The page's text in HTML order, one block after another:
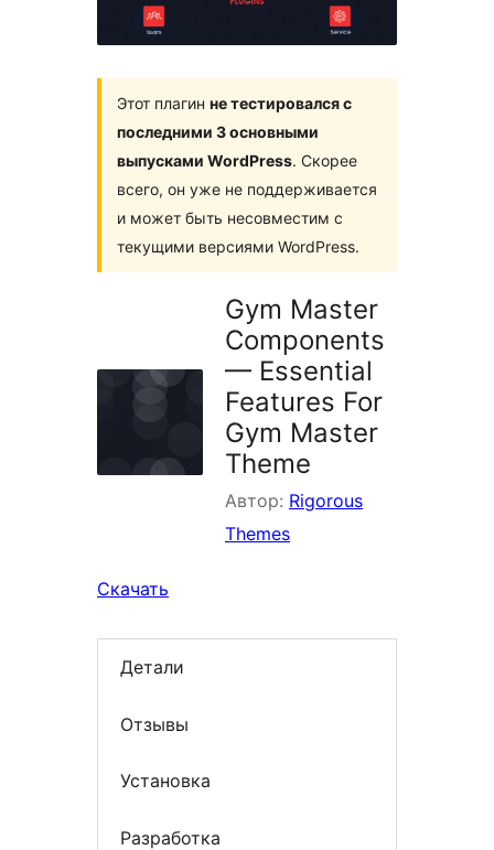
Этот плагин не тестировался с
последними 3 основными
выпусками WordPress. Скорее
всего, он уже не поддерживается
и может быть несовместим с
текущими версиями WordPress.
Gym Master
Components
— Essential
Features For
Gym Master
Theme
Автор: Rigorous
Themes
Скачать
Детали
Отзывы
Установка
Разработка